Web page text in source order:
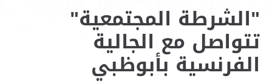
"الشرطة المجتمعية"
تتواصل مع الجالية
الفرنسية بأبوظبي